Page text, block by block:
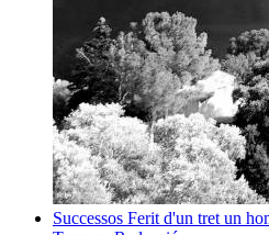
Successos Ferit d'un tret un